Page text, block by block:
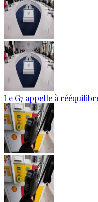
Le G7 appelle à